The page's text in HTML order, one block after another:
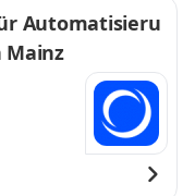
Automatisieru
Mainz